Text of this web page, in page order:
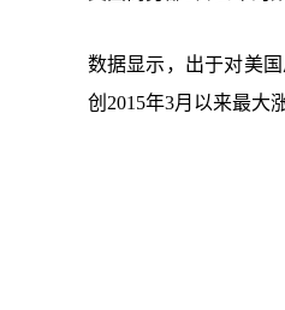
数据显示，出于对美
创2015年3月以来最大